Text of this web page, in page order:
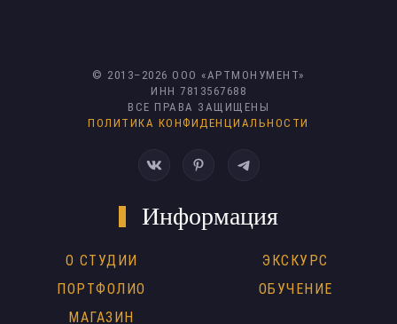
© 2013– 2026 ООО «АРТМОНУМЕНТ»
ИНН 7813567688
ВСЕ ПРАВА ЗАЩИЩЕНЫ
ПОЛИТИКА КОНФИДЕНЦИАЛЬНОСТИ
Информация
О СТУДИИ
ПОРТФОЛИО
МАГАЗИН
ЭКСКУРС
ОБУЧЕНИЕ